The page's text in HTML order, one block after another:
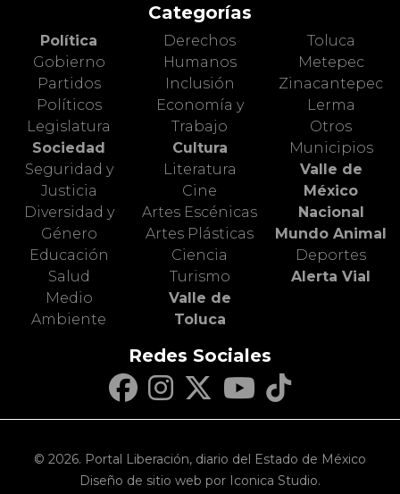
Categorías
Política
Gobierno
Partidos
Políticos
Legislatura
Sociedad
Seguridad y
Justicia
Diversidad y
Género
Educación
Salud
Medio
Ambiente
Derechos
Humanos
Inclusión
Economía y
Trabajo
Cultura
Literatura
Cine
Artes Escénicas
Artes Plásticas
Ciencia
Turismo
Valle de
Toluca
Toluca
Metepec
Zinacantepec
Lerma
Otros
Municipios
Valle de
México
Nacional
Mundo Animal
Deportes
Alerta Vial
Redes Sociales
© 2026. Portal Liberación, diario del Estado de México
Diseño de sitio web por Iconica Studio.